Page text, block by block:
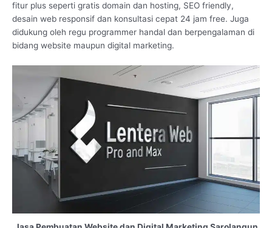
fitur plus seperti gratis domain dan hosting, SEO friendly,
desain web responsif dan konsultasi cepat 24 jam free. Juga
didukung oleh regu programmer handal dan berpengalaman di
bidang website maupun digital marketing.